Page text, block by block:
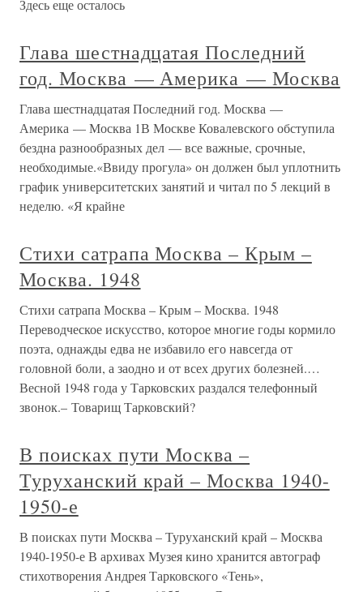
Здесь еще осталось
Глава шестнадцатая Последний
год. Москва — Америка — Москва
Глава шестнадцатая Последний год. Москва —
Америка — Москва 1В Москве Ковалевского обступила
бездна разнообразных дел — все важные, срочные,
необходимые.«Ввиду прогула» он должен был уплотнить
график университетских занятий и читал по 5 лекций в
неделю. «Я крайне
Стихи сатрапа Москва – Крым –
Москва. 1948
Стихи сатрапа Москва – Крым – Москва. 1948
Переводческое искусство, которое многие годы кормило
поэта, однажды едва не избавило его навсегда от
головной боли, а заодно и от всех других болезней.…
Весной 1948 года у Тарковских раздался телефонный
звонок.– Товарищ Тарковский?
В поисках пути Москва –
Туруханский край – Москва 1940-
1950-е
В поисках пути Москва – Туруханский край – Москва
1940-1950-е В архивах Музея кино хранится автограф
стихотворения Андрея Тарковского «Тень»,